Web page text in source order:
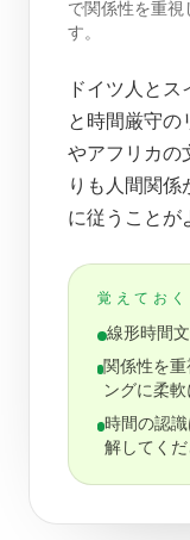
で関係性を重視
す。
ドイツ人と
と時間厳守の
やアフリカの
りも人間関係
に従うことが
覚えておく
線形時間
関係性を重
ングに柔軟
時間の認
解してくだ